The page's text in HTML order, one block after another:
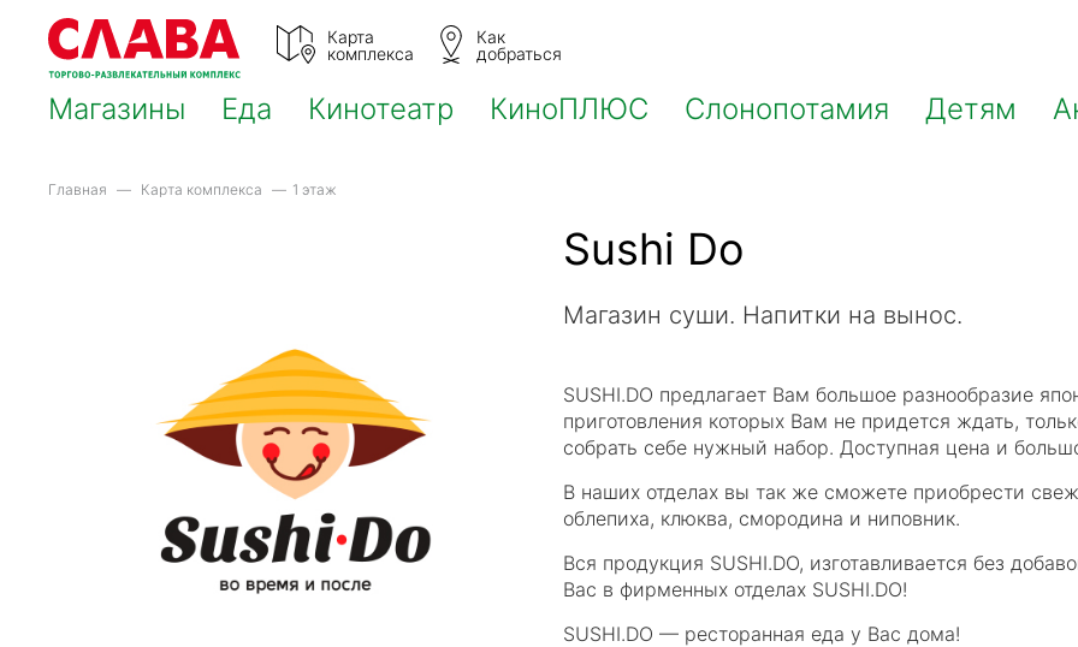
Карта
комплекса
Как
добраться
Магазины Еда Кинотеатр КиноПЛЮС Слонопотамия Детям
Главная Карта комплекса 1 этаж
Sushi Do
Магазин суши. Напитки на вынос.
SUSHI.DO предлагает Вам большое разнообразие
приготовления которых Вам не придется ждать,
собрать себе нужный набор. Доступная цена и
В наших отделах вы так же сможете приобрести
облепиха, клюква, смородина и ниповник.
Вся продукция SUSHI.DO, изготавливается без
Вас в фирменных отделах SUSHI.DO!
SUSHI.DO — ресторанная еда у Вас дома!